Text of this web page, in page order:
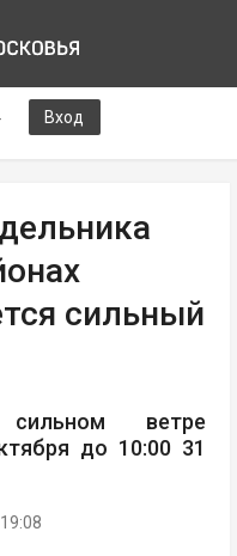
Вход
сильный
ветре
до 10:00 31